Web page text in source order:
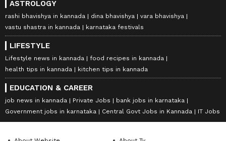
ASTROLOGY
rashi bhavishya in kannada dina bhavishya
vara bhavishya
vastu shastra in kannada
karnataka festivals
LIFESTYLE
Lifestyle news in kannada
food recipes in kannada
health tips in kannada
kitchen tips in kannada
EDUCATION & CAREER
job news in kannada Private Jobs
bank jobs in karnataka
Government jobs in karnataka
Central Govt Jobs in Kannada IT Jobs